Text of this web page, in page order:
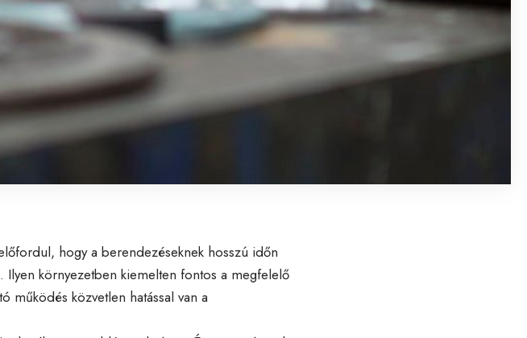
hogy a berendezéseknek hosszú időn
környezetben kiemelten fontos a megfelelő
működés közvetlen hatással van a